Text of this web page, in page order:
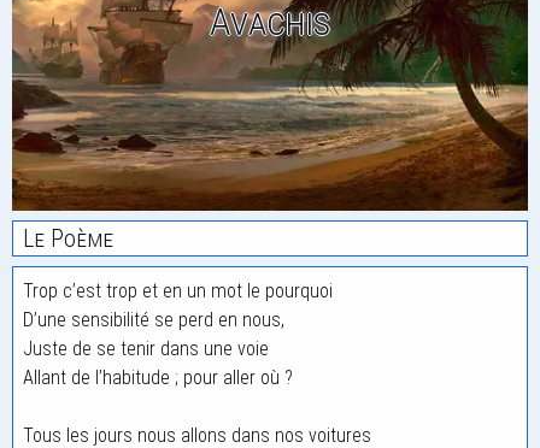
Avachis
Le Poème
Trop c’est trop et en un mot le pourquoi
D’une sensibilité se perd en nous,
Juste de se tenir dans une voie
Allant de l’habitude ; pour aller où ?
Tous les jours nous allons dans nos voitures